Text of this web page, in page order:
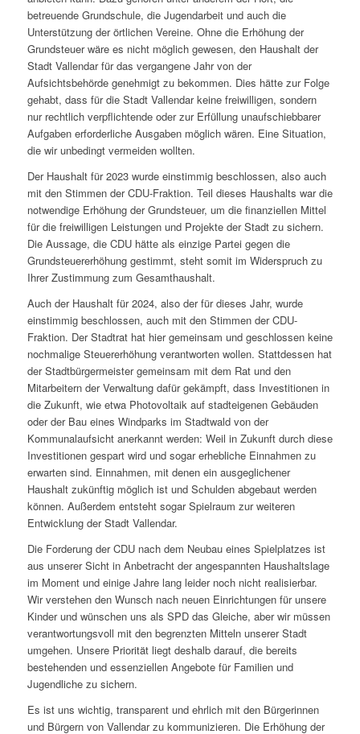
betreuende Grundschule, die Jugendarbeit und auch die
Unterstützung der örtlichen Vereine. Ohne die Erhöhung der
Grundsteuer wäre es nicht möglich gewesen, den Haushalt der
Stadt Vallendar für das vergangene Jahr von der
Aufsichtsbehörde genehmigt zu bekommen. Dies hätte zur Folge
gehabt, dass für die Stadt Vallendar keine freiwilligen, sondern
nur rechtlich verpflichtende oder zur Erfüllung unaufschiebbarer
Aufgaben erforderliche Ausgaben möglich wären. Eine Situation,
die wir unbedingt vermeiden wollten.
Der Haushalt für 2023 wurde einstimmig beschlossen, also auch
mit den Stimmen der CDU-Fraktion. Teil dieses Haushalts war die
notwendige Erhöhung der Grundsteuer, um die finanziellen Mittel
für die freiwilligen Leistungen und Projekte der Stadt zu sichern.
Die Aussage, die CDU hätte als einzige Partei gegen die
Grundsteuererhöhung gestimmt, steht somit im Widerspruch zu
Ihrer Zustimmung zum Gesamthaushalt.
Auch der Haushalt für 2024, also der für dieses Jahr, wurde
einstimmig beschlossen, auch mit den Stimmen der CDU-
Fraktion. Der Stadtrat hat hier gemeinsam und geschlossen keine
nochmalige Steuererhöhung verantworten wollen. Stattdessen hat
der Stadtbürgermeister gemeinsam mit dem Rat und den
Mitarbeitern der Verwaltung dafür gekämpft, dass Investitionen in
die Zukunft, wie etwa Photovoltaik auf stadteigenen Gebäuden
oder der Bau eines Windparks im Stadtwald von der
Kommunalaufsicht anerkannt werden: Weil in Zukunft durch diese
Investitionen gespart wird und sogar erhebliche Einnahmen zu
erwarten sind. Einnahmen, mit denen ein ausgeglichener
Haushalt zukünftig möglich ist und Schulden abgebaut werden
können. Außerdem entsteht sogar Spielraum zur weiteren
Entwicklung der Stadt Vallendar.
Die Forderung der CDU nach dem Neubau eines Spielplatzes ist
aus unserer Sicht in Anbetracht der angespannten Haushaltslage
im Moment und einige Jahre lang leider noch nicht realisierbar.
Wir verstehen den Wunsch nach neuen Einrichtungen für unsere
Kinder und wünschen uns als SPD das Gleiche, aber wir müssen
verantwortungsvoll mit den begrenzten Mitteln unserer Stadt
umgehen. Unsere Priorität liegt deshalb darauf, die bereits
bestehenden und essenziellen Angebote für Familien und
Jugendliche zu sichern.
Es ist uns wichtig, transparent und ehrlich mit den Bürgerinnen
und Bürgern von Vallendar zu kommunizieren. Die Erhöhung der